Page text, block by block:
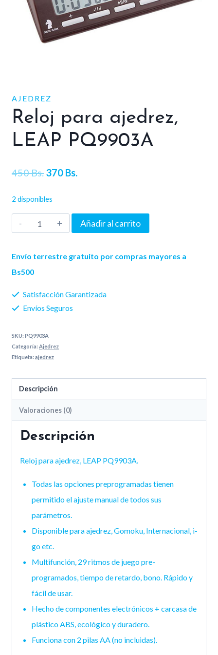
AJEDREZ
Reloj para ajedrez,
LEAP PQ9903A
450Bs. El
original
era:
370 Bs.El
actual
es:
2 disponibles
Reloj
ajedrez,
LEAP
cantidad
Añadir al carrito
Envío terrestre gratuito por compras mayores a
Bs500
Satisfacción Garantizada
Envíos Seguros
SKU:PQ9903A
Categoría:Ajedrez
Etiqueta:ajedrez
Descripción
Valoraciones (0)
Descripción
Reloj para ajedrez, LEAP PQ9903A.
Todas las opciones preprogramadas tienen
permitido el ajuste manual de todos sus
parámetros.
Disponible para ajedrez, Gomoku, Internacional, i-
go etc.
Multifunción, 29 ritmos de juego pre-
programados, tiempo de retardo, bono. Rápido y
fácil de usar.
Hecho de componentes electrónicos + carcasa de
plástico ABS, ecológico y duradero.
Funciona con 2 pilas AA (no incluidas).